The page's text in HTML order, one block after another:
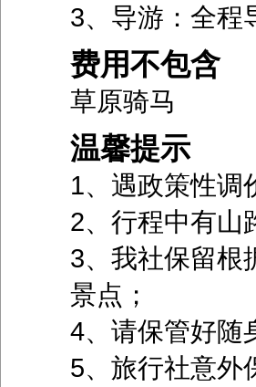
3、导游：全程
费用不包含
草原骑马
温馨提示
1、遇政策性调
2、行程中有山
3、我社保留根
景点；
4、请保管好随
5、旅行社意外